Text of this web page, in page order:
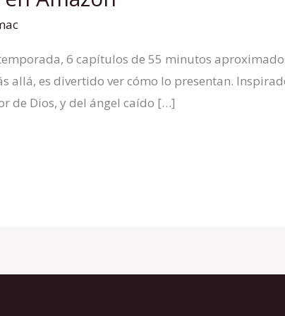
6 capítulos de 55 minutos
allá, es divertido ver cómo lo presentan.
de Dios, y del ángel caído […]